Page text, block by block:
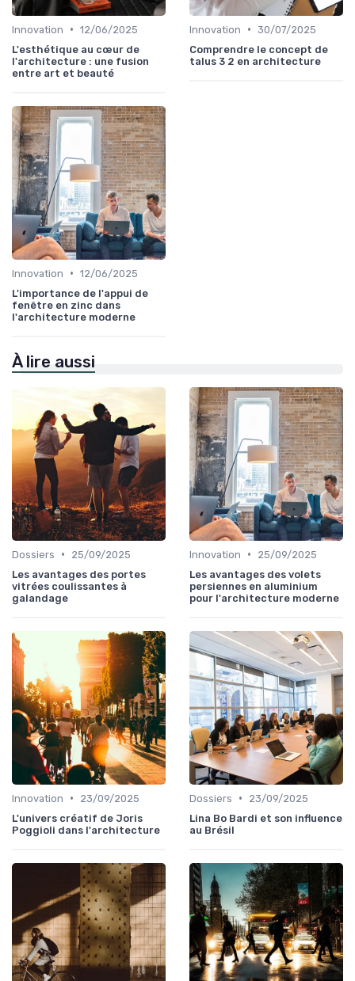
Innovation • 12/06/2025
L'esthétique au cœur de
l'architecture : une fusion
entre art et beauté
Innovation • 30/07/2025
Comprendre le concept de
talus 3 2 en architecture
Innovation • 12/06/2025
L'importance de l'appui de
fenêtre en zinc dans
l'architecture moderne
À lire aussi
Dossiers •
25/09/2025
Les avantages des portes
vitrées coulissantes à
galandage
Innovation •
25/09/2025
Les avantages des volets
persiennes en aluminium
pour l'architecture moderne
Innovation •
23/09/2025
L'univers créatif de Joris
Poggioli dans l'architecture
Dossiers •
23/09/2025
Lina Bo Bardi et son influence
au Brésil